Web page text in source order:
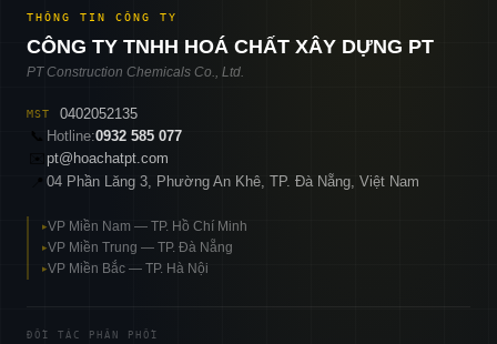
THÔNG TIN CÔNG TY
CÔNG TY TNHH HOÁ CHẤT XÂY DỰNG PT
PT Construction Chemicals Co., Ltd.
MST
0402052135
📞 Hotline:0932 585 077
pt@hoachatpt.com
04 Phần Lăng 3, Phường An Khê, TP. Đà Nẵng, Việt Nam
▸VP Miền Nam — TP. Hồ Chí Minh
▸VP Miền Trung — TP. Đà Nẵng
▸VP Miền Bắc — TP. Hà Nội
ĐỐI TÁC PHÂN PHỐI